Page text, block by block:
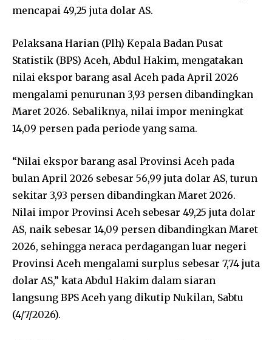
mencapai 49,25 juta dolar AS.
Pelaksana Harian (Plh) Kepala Badan Pusat
Statistik (BPS) Aceh, Abdul Hakim, mengatakan
nilai ekspor barang asal Aceh pada April 2026
mengalami penurunan 3,93 persen dibandingkan
Maret 2026. Sebaliknya, nilai impor meningkat
14,09 persen pada periode yang sama.
“Nilai ekspor barang asal Provinsi Aceh pada
bulan April 2026 sebesar 56,99 juta dolar AS, turun
sekitar 3,93 persen dibandingkan Maret 2026.
Nilai impor Provinsi Aceh sebesar 49,25 juta dolar
AS, naik sebesar 14,09 persen dibandingkan Maret
2026, sehingga neraca perdagangan luar negeri
Provinsi Aceh mengalami surplus sebesar 7,74 juta
dolar AS,” kata Abdul Hakim dalam siaran
langsung BPS Aceh yang dikutip Nukilan, Sabtu
(4/7/2026).